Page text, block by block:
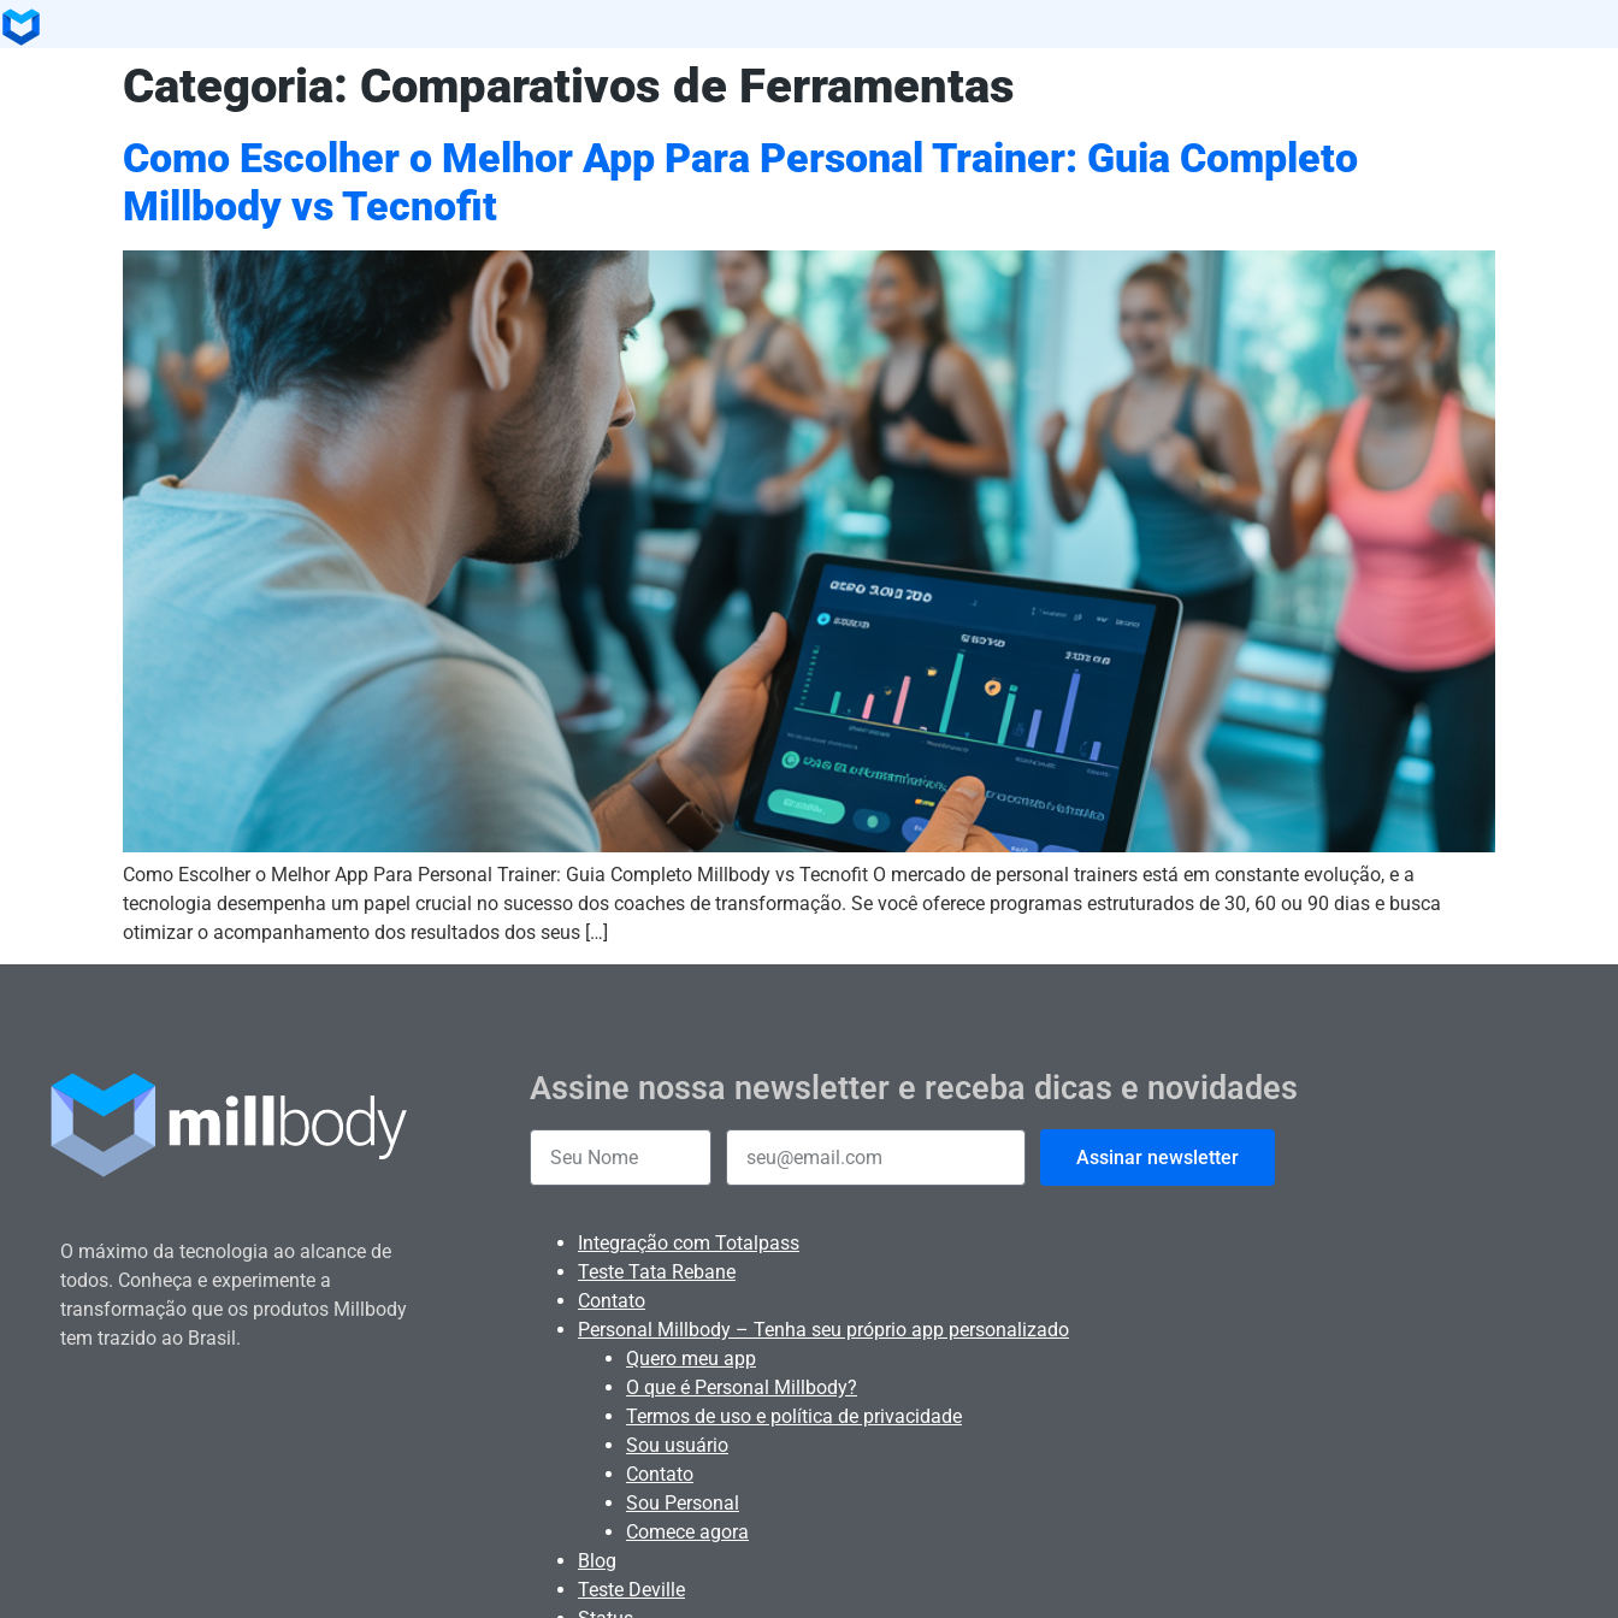
Categoria: Comparativos de Ferramentas
Como Escolher o Melhor App Para Personal Trainer: Guia Completo
Millbody vs Tecnofit
Como Escolher o Melhor App Para Personal Trainer: Guia Completo Millbody vs Tecnofit O mercado de personal trainers está em constante evolução, e a
tecnologia desempenha um papel crucial no sucesso dos coaches de transformação. Se você oferece programas estruturados de 30, 60 ou 90 dias e busca
otimizar o acompanhamento dos resultados dos seus […]
O máximo da tecnologia ao alcance de
todos. Conheça e experimente a
transformação que os produtos Millbody
tem trazido ao Brasil.
Assine nossa newsletter e receba dicas e novidades
Assinar newsletter
Integração com Totalpass
Teste Tata Rebane
Contato
Personal Millbody – Tenha seu próprio app personalizado
Quero meu app
O que é Personal Millbody?
Termos de uso e política de privacidade
Sou usuário
Contato
Sou Personal
Comece agora
Blog
Teste Deville